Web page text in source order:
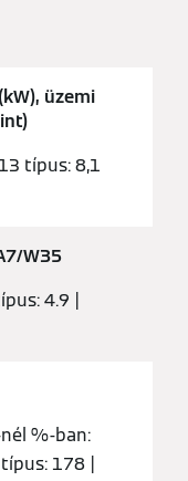
üzemi
típus: 8,1
W35
4.9 |
%-ban:
178 |